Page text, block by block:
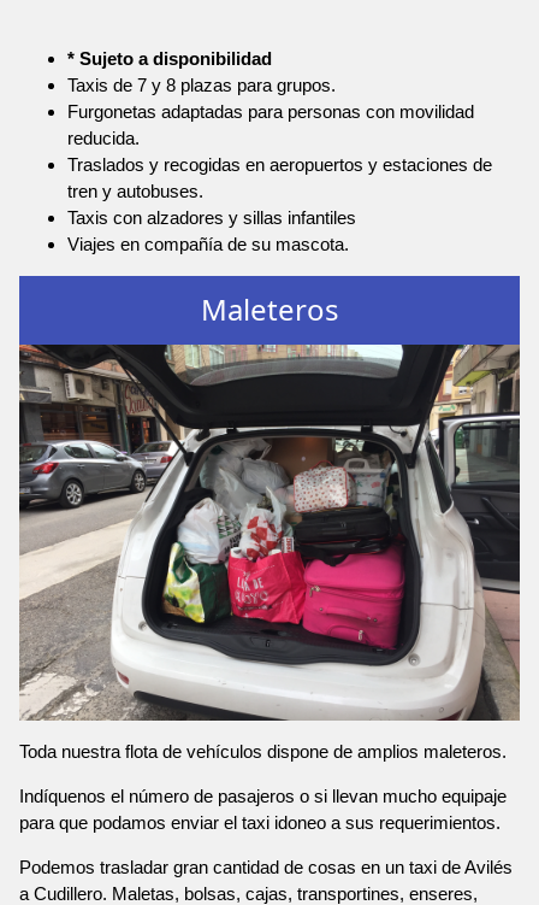
* Sujeto a disponibilidad
Taxis de 7 y 8 plazas para grupos.
Furgonetas adaptadas para personas con movilidad
reducida.
Traslados y recogidas en aeropuertos y estaciones de
tren y autobuses.
Taxis con alzadores y sillas infantiles
Viajes en compañía de su mascota.
Maleteros
Toda nuestra flota de vehículos dispone de amplios maleteros.
Indíquenos el número de pasajeros o si llevan mucho equipaje
para que podamos enviar el taxi idoneo a sus requerimientos.
Podemos trasladar gran cantidad de cosas en un taxi de Avilés
a Cudillero. Maletas, bolsas, cajas, transportines, enseres,